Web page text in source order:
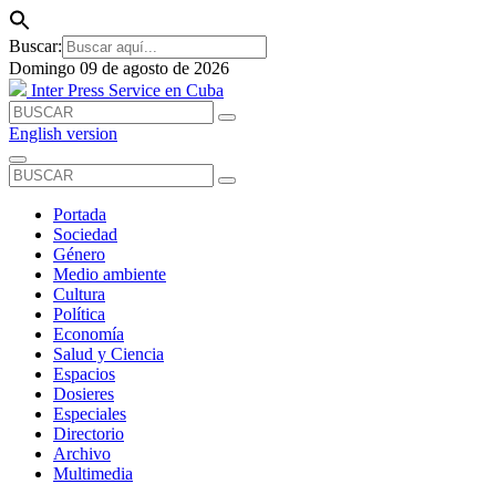
Buscar:
Domingo 09 de agosto de 2026
Inter Press Service en Cuba
English version
Portada
Sociedad
Género
Medio ambiente
Cultura
Política
Economía
Salud y Ciencia
Espacios
Dosieres
Especiales
Directorio
Archivo
Multimedia